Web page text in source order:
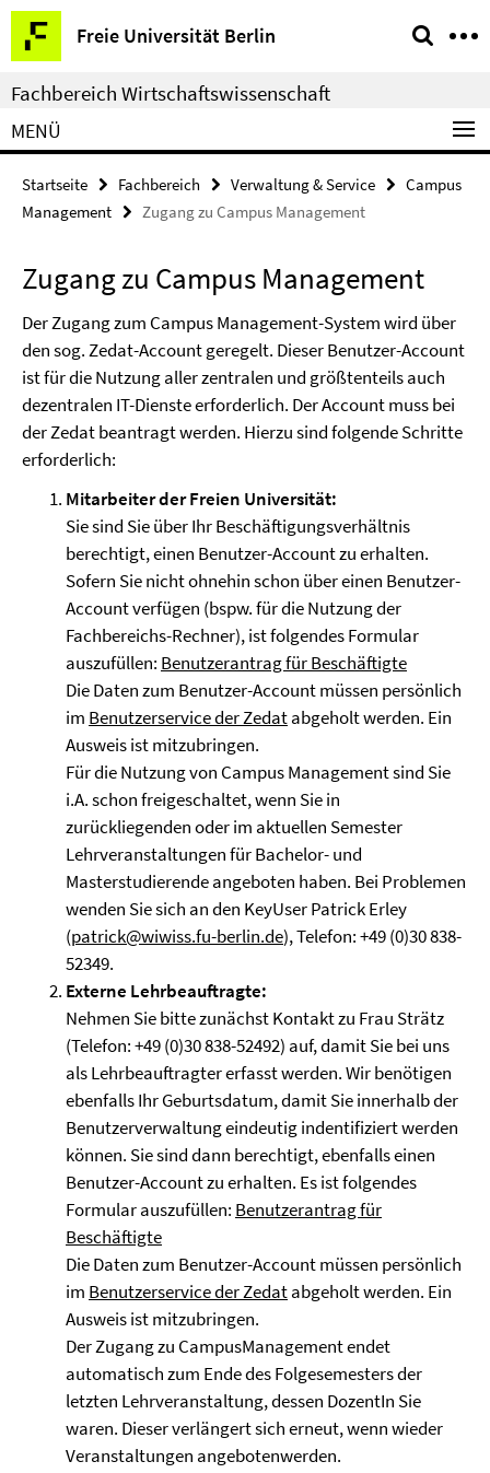
Springe
direkt
zu
Inhalt
Freie Universität Berlin
Service-
Navigation
Fachbereich Wirtschaftswissenschaft
MENÜ
Startseite Fachbereich Verwaltung & Service
Campus
Management
Zugang zu Campus Management
Zugang zu Campus Management
Der Zugang zum Campus Management-System wird über
den sog. Zedat-Account geregelt. Dieser Benutzer-Account
ist für die Nutzung aller zentralen und größtenteils auch
dezentralen IT-Dienste erforderlich. Der Account muss bei
der Zedat beantragt werden. Hierzu sind folgende Schritte
erforderlich:
Mitarbeiter der Freien Universität:
Sie sind Sie über Ihr Beschäftigungsverhältnis
berechtigt, einen Benutzer-Account zu erhalten.
Sofern Sie nicht ohnehin schon über einen Benutzer-
Account verfügen (bspw. für die Nutzung der
Fachbereichs-Rechner), ist folgendes Formular
auszufüllen: Benutzerantrag für Beschäftigte
Die Daten zum Benutzer-Account müssen persönlich
im Benutzerservice der Zedatabgeholt werden. Ein
Ausweis ist mitzubringen.
Für die Nutzung von Campus Management sind Sie
i.A. schon freigeschaltet, wenn Sie in
zurückliegenden oder im aktuellen Semester
Lehrveranstaltungen für Bachelor- und
Masterstudierende angeboten haben. Bei Problemen
wenden Sie sich an den KeyUser Patrick Erley
(patrick@wiwiss.fu-berlin.de), Telefon: +49 (0)30 838-
52349.
Externe Lehrbeauftragte:
Nehmen Sie bitte zunächst Kontakt zu Frau Strätz
(Telefon: +49 (0)30 838-52492) auf, damit Sie bei uns
als Lehrbeauftragter erfasst werden. Wir benötigen
ebenfalls Ihr Geburtsdatum, damit Sie innerhalb der
Benutzerverwaltung eindeutig indentifiziert werden
können. Sie sind dann berechtigt, ebenfalls einen
Benutzer-Account zu erhalten. Es ist folgendes
Formular auszufüllen: Benutzerantrag für
Beschäftigte
Die Daten zum Benutzer-Account müssen persönlich
im Benutzerservice der Zedatabgeholt werden. Ein
Ausweis ist mitzubringen.
Der Zugang zu CampusManagement endet
automatisch zum Ende des Folgesemesters der
letzten Lehrveranstaltung, dessen DozentIn Sie
waren. Dieser verlängert sich erneut, wenn wieder
Veranstaltungen angebotenwerden.